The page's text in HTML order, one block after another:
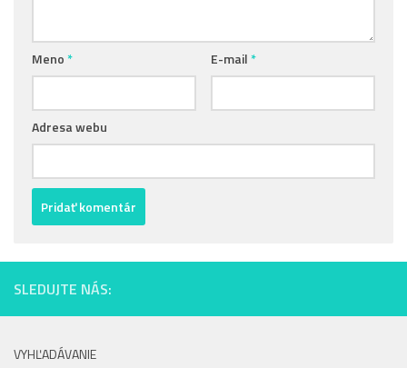
Meno* E-mail*
Adresa webu
SLEDUJTE NÁS:
VYHĽADÁVANIE